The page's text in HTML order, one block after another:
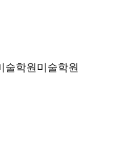
술학원미술학원